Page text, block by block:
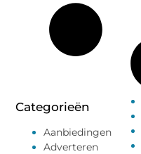
Categorieën
Aanbiedingen
Adverteren